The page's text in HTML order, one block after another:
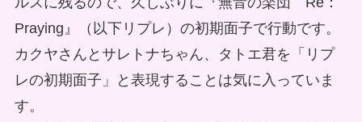
Praying』（以下リプレ）の初期面子で行動です。
カクヤさんとサレトナちゃん、タトエ君を「リプ
レの初期面子」と表現することは気に入っていま
す。